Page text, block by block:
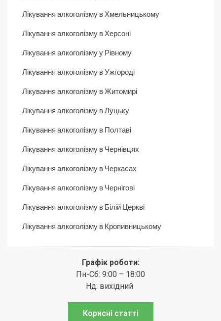
Лікування алкоголізму в Хмельницькому
Лікування алкоголізму в Херсоні
Лікування алкоголізму у Рівному
Лікування алкоголізму в Ужгороді
Лікування алкоголізму в Житомирі
Лікування алкоголізму в Луцьку
Лікування алкоголізму в Полтаві
Лікування алкоголізму в Чернівцях
Лікування алкоголізму в Черкасах
Лікування алкоголізму в Чернігові
Лікування алкоголізму в Білій Церкві
Лікування алкоголізму в Кропивницькому
Графік роботи:
Пн-Сб: 9:00 – 18:00
Нд: вихідний
Корисні статті